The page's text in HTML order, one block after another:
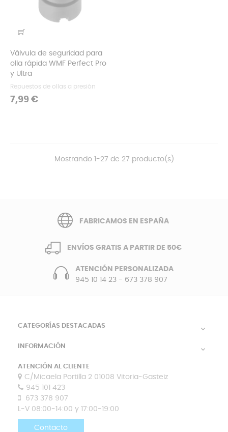
Válvula de seguridad para
olla rápida WMF Perfect Pro
y Ultra
Repuestos de ollas a presión
Precio
7,99 €
Mostrando 1-27 de 27 producto(s)
FABRICAMOS EN ESPAÑA
ENVÍOS GRATIS A PARTIR DE 50€
ATENCIÓN PERSONALIZADA
945 10 14 23- 673 378 907
CATEGORÍAS DESTACADAS 
INFORMACIÓN 
ATENCIÓN AL CLIENTE
C/Micaela Portilla 2 01008 Vitoria-Gasteiz
945 101 423
673 378 907
L-V 08:00-14:00 y 17:00-19:00
Contacto